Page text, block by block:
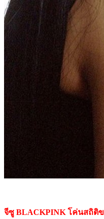
จีซู BLACKPINK โค่นสถิติ